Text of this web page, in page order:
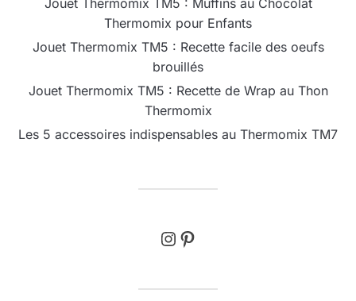
Thermomix pour Enfants
Jouet Thermomix TM5 : Recette facile des oeufs
brouillés
Jouet Thermomix TM5 : Recette de Wrap au Thon
Thermomix
Les 5 accessoires indispensables au Thermomix TM7
Instagram
Pinterest